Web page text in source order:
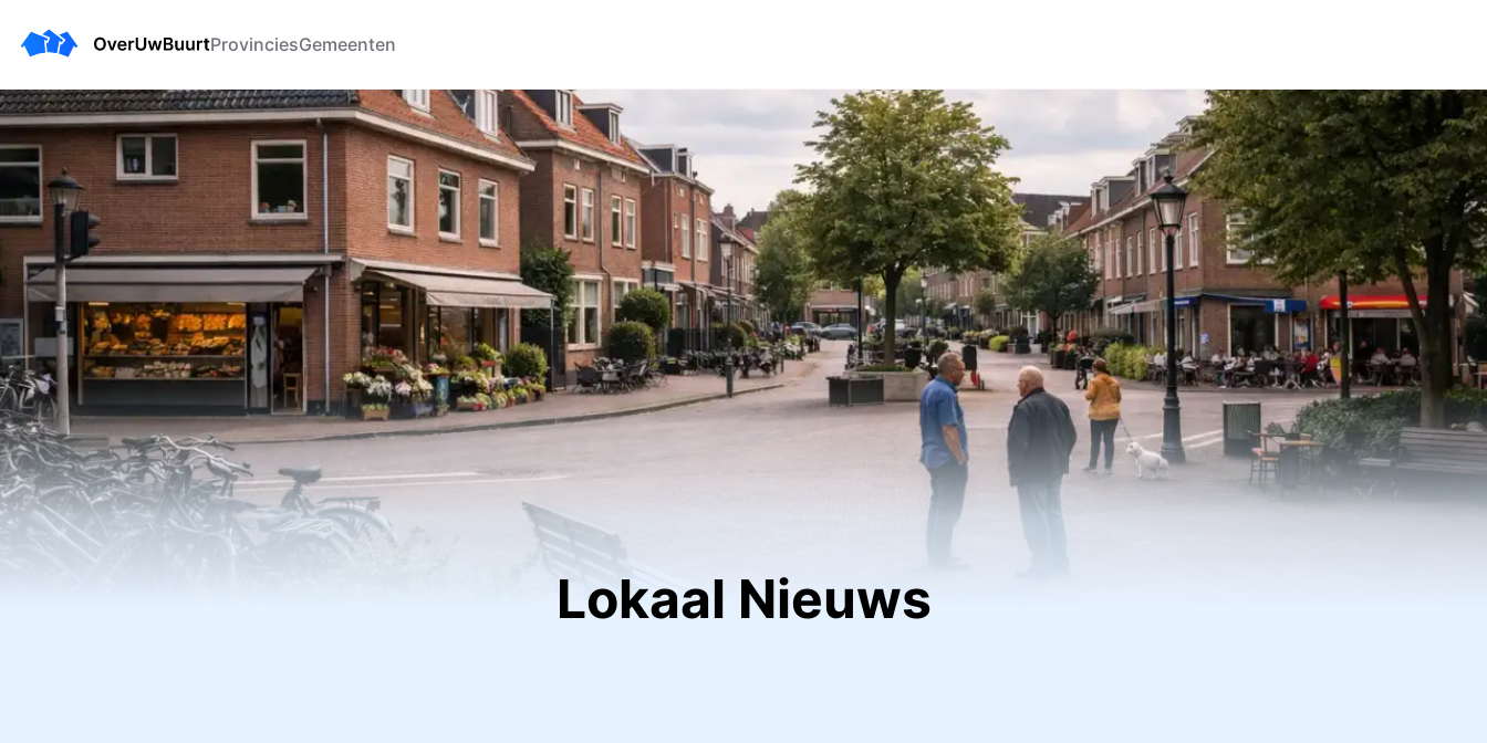
ProvinciesGemeenten
Lokaal Nieuws